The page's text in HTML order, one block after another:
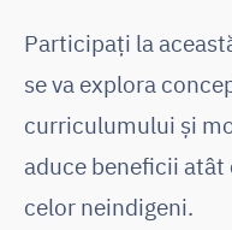
Participați la
se va explora
curriculumului și
aduce beneficii
celor neindigeni.